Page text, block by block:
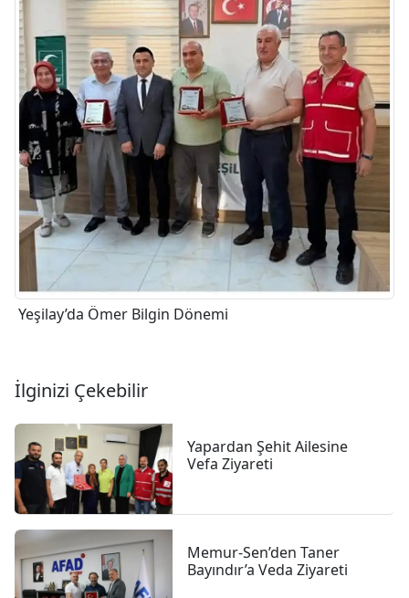
Yeşilay’da Ömer Bilgin Dönemi
İlginizi Çekebilir
Yapardan Şehit Ailesine
Vefa Ziyareti
Memur-Sen’den Taner
Bayındır’a Veda Ziyareti